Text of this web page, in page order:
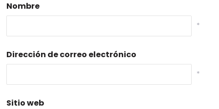
Nombre
*
Dirección de correo electrónico
*
Sitio web